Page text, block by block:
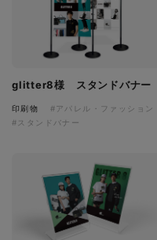
glitter8様 スタンドバナー
印刷物
#アパレル・ファッション
#スタンドバナー